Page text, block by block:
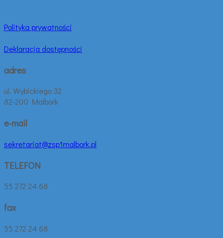
Polityka prywatności
Deklaracja dostępności
adres
ul. Wybickiego 32
82-200 Malbork
e-mail
sekretariat@zsp1malbork.pl
TELEFON
55 272 24 68
fax
55 272 24 68